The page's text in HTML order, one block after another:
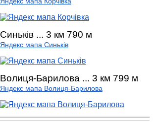
Синьків ... 3 км 790 м
Яндекс мапа Синьків
Волиця-Барилова ... 3 км 799 м
Яндекс мапа Волиця-Барилова